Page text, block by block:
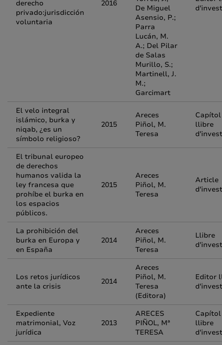
derecho
privado:jurisdicción
voluntaria
2016
De Miguel
Asensio, P.;
Parra
Lucán, M.
A.; Del Pilar
de Salas
Murillo, S.;
Martinell, J.
M.;
Garcimart
El velo integral
islámico, burka y
niqab, ¿es un
símbolo religioso?
2015
Areces
Piñol, M.
Teresa
llibre
El tribunal europeo
de derechos
humanos valida la
ley francesa que
prohíbe el burka en
los espacios
públicos.
2015
Areces
Piñol, M.
Teresa
Article
La prohibición del
burka en Europa y
en España
2014
Areces
Piñol, M.
Teresa
Llibre
Los retos jurídicos
ante la crisis
2014
Areces
Piñol, M.
Teresa
(Editora)
Editor
Expediente
matrimonial, Voz
jurídica
2013
ARECES
PIÑOL, Mª
TERESA
llibre